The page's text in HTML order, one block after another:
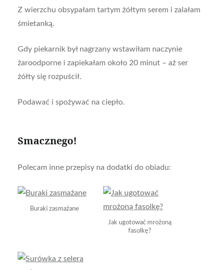
Z wierzchu obsypałam tartym żółtym serem i zalałam
śmietanką.
Gdy piekarnik był nagrzany wstawiłam naczynie
żaroodporne i zapiekałam około 20 minut – aż ser
żółty się rozpuścił.
Podawać i spożywać na ciepło.
Smacznego!
Polecam inne przepisy na dodatki do obiadu:
Buraki zasmażane
Jak ugotować mrożoną
fasolkę?